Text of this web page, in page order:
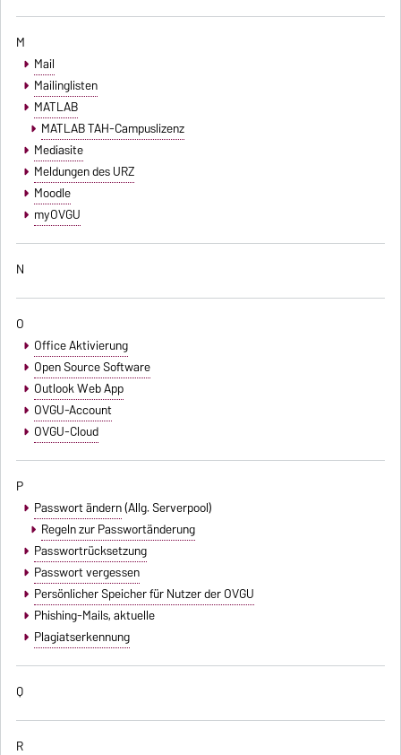
M
Mail
Mailinglisten
MATLAB
MATLAB TAH-Campuslizenz
Mediasite
Meldungen des URZ
Moodle
myOVGU
N
O
Office Aktivierung
Open Source Software
Outlook Web App
OVGU-Account
OVGU-Cloud
P
Passwort ändern(Allg. Serverpool)
Regeln zur Passwortänderung
Passwortrücksetzung
Passwort vergessen
Persönlicher Speicher für Nutzer der OVGU
Phishing-Mails, aktuelle
Plagiatserkennung
Q
R